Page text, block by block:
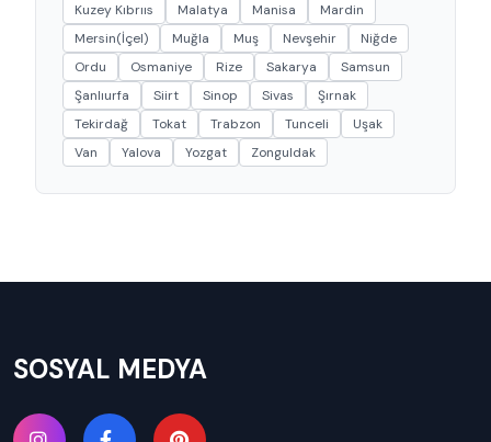
Kuzey Kıbrııs
Malatya Manisa
Mardin
Mersin(İçel)
Muğla Muş Nevşehir
Niğde
Ordu
Osmaniye Rize Sakarya
Samsun
Şanlıurfa
Siirt Sinop Sivas
Şırnak
Tekirdağ
Tokat Trabzon Tunceli
Uşak
Van
Yalova Yozgat Zonguldak
SOSYAL MEDYA